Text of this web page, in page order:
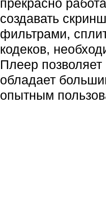
прекрасно
создавать
фильтрами,
кодеков,
Плеер
обладает
опытным